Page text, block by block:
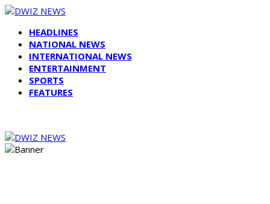
HEADLINES
NATIONAL NEWS
INTERNATIONAL NEWS
ENTERTAINMENT
SPORTS
FEATURES